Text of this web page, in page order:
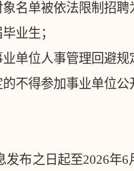
名单被依法限制招聘
业生；
单位人事管理回避规
不得参加事业单位公
发布之日起至2026年6